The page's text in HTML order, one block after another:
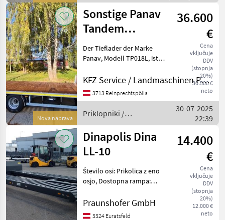
/
Chieftain
Nova naprava
Sonstige Panav
Tandem
Tieflader TP018
36.600
€
Cena
vključuje
DDV
(stopnja
20%)
30.500 €
neto
Der Tieflader der Marke
Panav, Modell TP018L, ist
Tandemachser, der durch
Ausstattung besticht. Zu
KFZ Service / Landmaschinen Philipp Manhart
3713 Reinprechtspölla
Priklopniki /
Sonstige
30-07-2025
22:39
Dinapolis Dina
LL-10
14.400
€
Cena
vključuje
DDV
(stopnja
20%)
12.000 €
neto
Število osi: Prikolica z eno
osjo, Dostopna rampa:
zavore Priklopniki
Praunshofer GmbH
3324 Euratsfeld